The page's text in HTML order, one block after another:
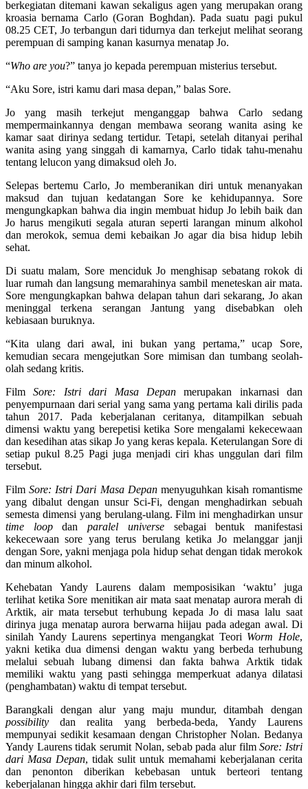
berkegiatan ditemani kawan sekaligus agen yang merupakan orang
kroasia bernama Carlo (Goran Boghdan). Pada suatu pagi pukul
08.25 CET, Jo terbangun dari tidurnya dan terkejut melihat seorang
perempuan di samping kanan kasurnya menatap Jo.
“Who are you?” tanya jo kepada perempuan misterius tersebut.
“Aku Sore, istri kamu dari masa depan,” balas Sore.
Jo yang masih terkejut menganggap bahwa Carlo sedang
mempermainkannya dengan membawa seorang wanita asing ke
kamar saat dirinya sedang tertidur. Tetapi, setelah ditanyai perihal
wanita asing yang singgah di kamarnya, Carlo tidak tahu-menahu
tentang lelucon yang dimaksud oleh Jo.
Selepas bertemu Carlo, Jo memberanikan diri untuk menanyakan
maksud dan tujuan kedatangan Sore ke kehidupannya. Sore
mengungkapkan bahwa dia ingin membuat hidup Jo lebih baik dan
Jo harus mengikuti segala aturan seperti larangan minum alkohol
dan merokok, semua demi kebaikan Jo agar dia bisa hidup lebih
sehat.
Di suatu malam, Sore menciduk Jo menghisap sebatang rokok di
luar rumah dan langsung memarahinya sambil meneteskan air mata.
Sore mengungkapkan bahwa delapan tahun dari sekarang, Jo akan
meninggal terkena serangan Jantung yang disebabkan oleh
kebiasaan buruknya.
“Kita ulang dari awal, ini bukan yang pertama,” ucap Sore,
kemudian secara mengejutkan Sore mimisan dan tumbang seolah-
olah sedang kritis.
FilmSore: Istri dari Masa Depanmerupakan inkarnasi dan
penyempurnaan dari serial yang sama yang pertama kali dirilis pada
tahun 2017. Pada keberjalanan ceritanya, ditampilkan sebuah
dimensi waktu yang berepetisi ketika Sore mengalami kekecewaan
dan kesedihan atas sikap Jo yang keras kepala. Keterulangan Sore di
setiap pukul 8.25 Pagi juga menjadi ciri khas unggulan dari film
tersebut.
FilmSore: Istri Dari Masa Depanmenyuguhkan kisah romantisme
yang dibalut dengan unsur Sci-Fi, dengan menghadirkan sebuah
semesta dimensi yang berulang-ulang. Film ini menghadirkan unsur
time loopdanparalel universesebagai bentuk manifestasi
kekecewaan sore yang terus berulang ketika Jo melanggar janji
dengan Sore, yakni menjaga pola hidup sehat dengan tidak merokok
dan minum alkohol.
Kehebatan Yandy Laurens dalam memposisikan ‘waktu’ juga
terlihat ketika Sore menitikan air mata saat menatap aurora merah di
Arktik, air mata tersebut terhubung kepada Jo di masa lalu saat
dirinya juga menatap aurora berwarna hiijau pada adegan awal. Di
sinilah Yandy Laurens sepertinya mengangkat Teori Worm Hole,
yakni ketika dua dimensi dengan waktu yang berbeda terhubung
melalui sebuah lubang dimensi dan fakta bahwa Arktik tidak
memiliki waktu yang pasti sehingga memperkuat adanya dilatasi
(penghambatan) waktu di tempat tersebut.
Barangkali dengan alur yang maju mundur, ditambah dengan
possibilitydan realita yang berbeda-beda, Yandy Laurens
mempunyai sedikit kesamaan dengan Christopher Nolan. Bedanya
Yandy Laurens tidak serumit Nolan, sebab pada alur filmSore: Istri
dari Masa Depan, tidak sulit untuk memahami keberjalanan cerita
dan penonton diberikan kebebasan untuk berteori tentang
keberjalanan hingga akhir dari film tersebut.